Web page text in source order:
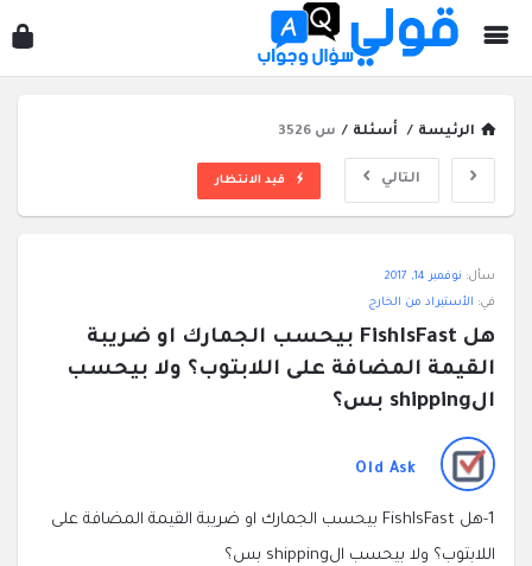
الرئيسة / أسئلة / س 3526
التالي قيد الانتظار
سؤال
وجواب
الاحدث
أسئلة
سأل: نوفمبر 14, 2017
في: الأستيراد من الخارج
الshipping بس؟
Old Ask
1-هل FishIsFast بيحسب الجمارك او ضريبة القيمة المضافة على
اللابتوب؟ ولا بيحسب الshipping بس؟